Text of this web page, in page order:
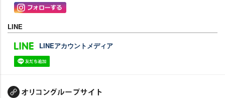
LINE
LINEアカウントメディア